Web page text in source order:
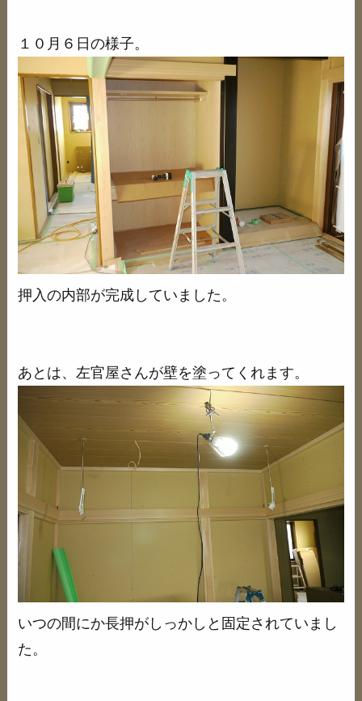
１０月６日の様子。
押入の内部が完成していました。
あとは、左官屋さんが壁を塗ってくれます。
いつの間にか長押がしっかしと固定されていまし
た。